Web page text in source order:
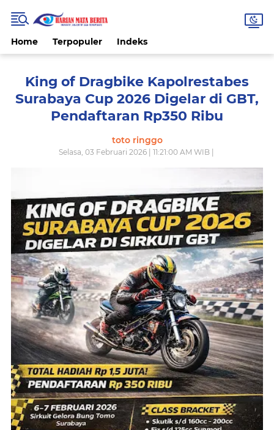
Home Terpopuler Indeks
King of Dragbike Kapolrestabes
Surabaya Cup 2026 Digelar di GBT,
Pendaftaran Rp350 Ribu
toto ringgo
Selasa, 03 Februari 2026 | 11:21:00 AM WIB |